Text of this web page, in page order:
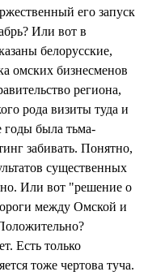
его запуск
Или вот в
белорусские,
омских бизнесменов
региона,
рода визиты туда и
годы была тьма-
забивать. Понятно,
существенных
Или вот "решение о
между Омской и
Есть только
тоже чертова туча.